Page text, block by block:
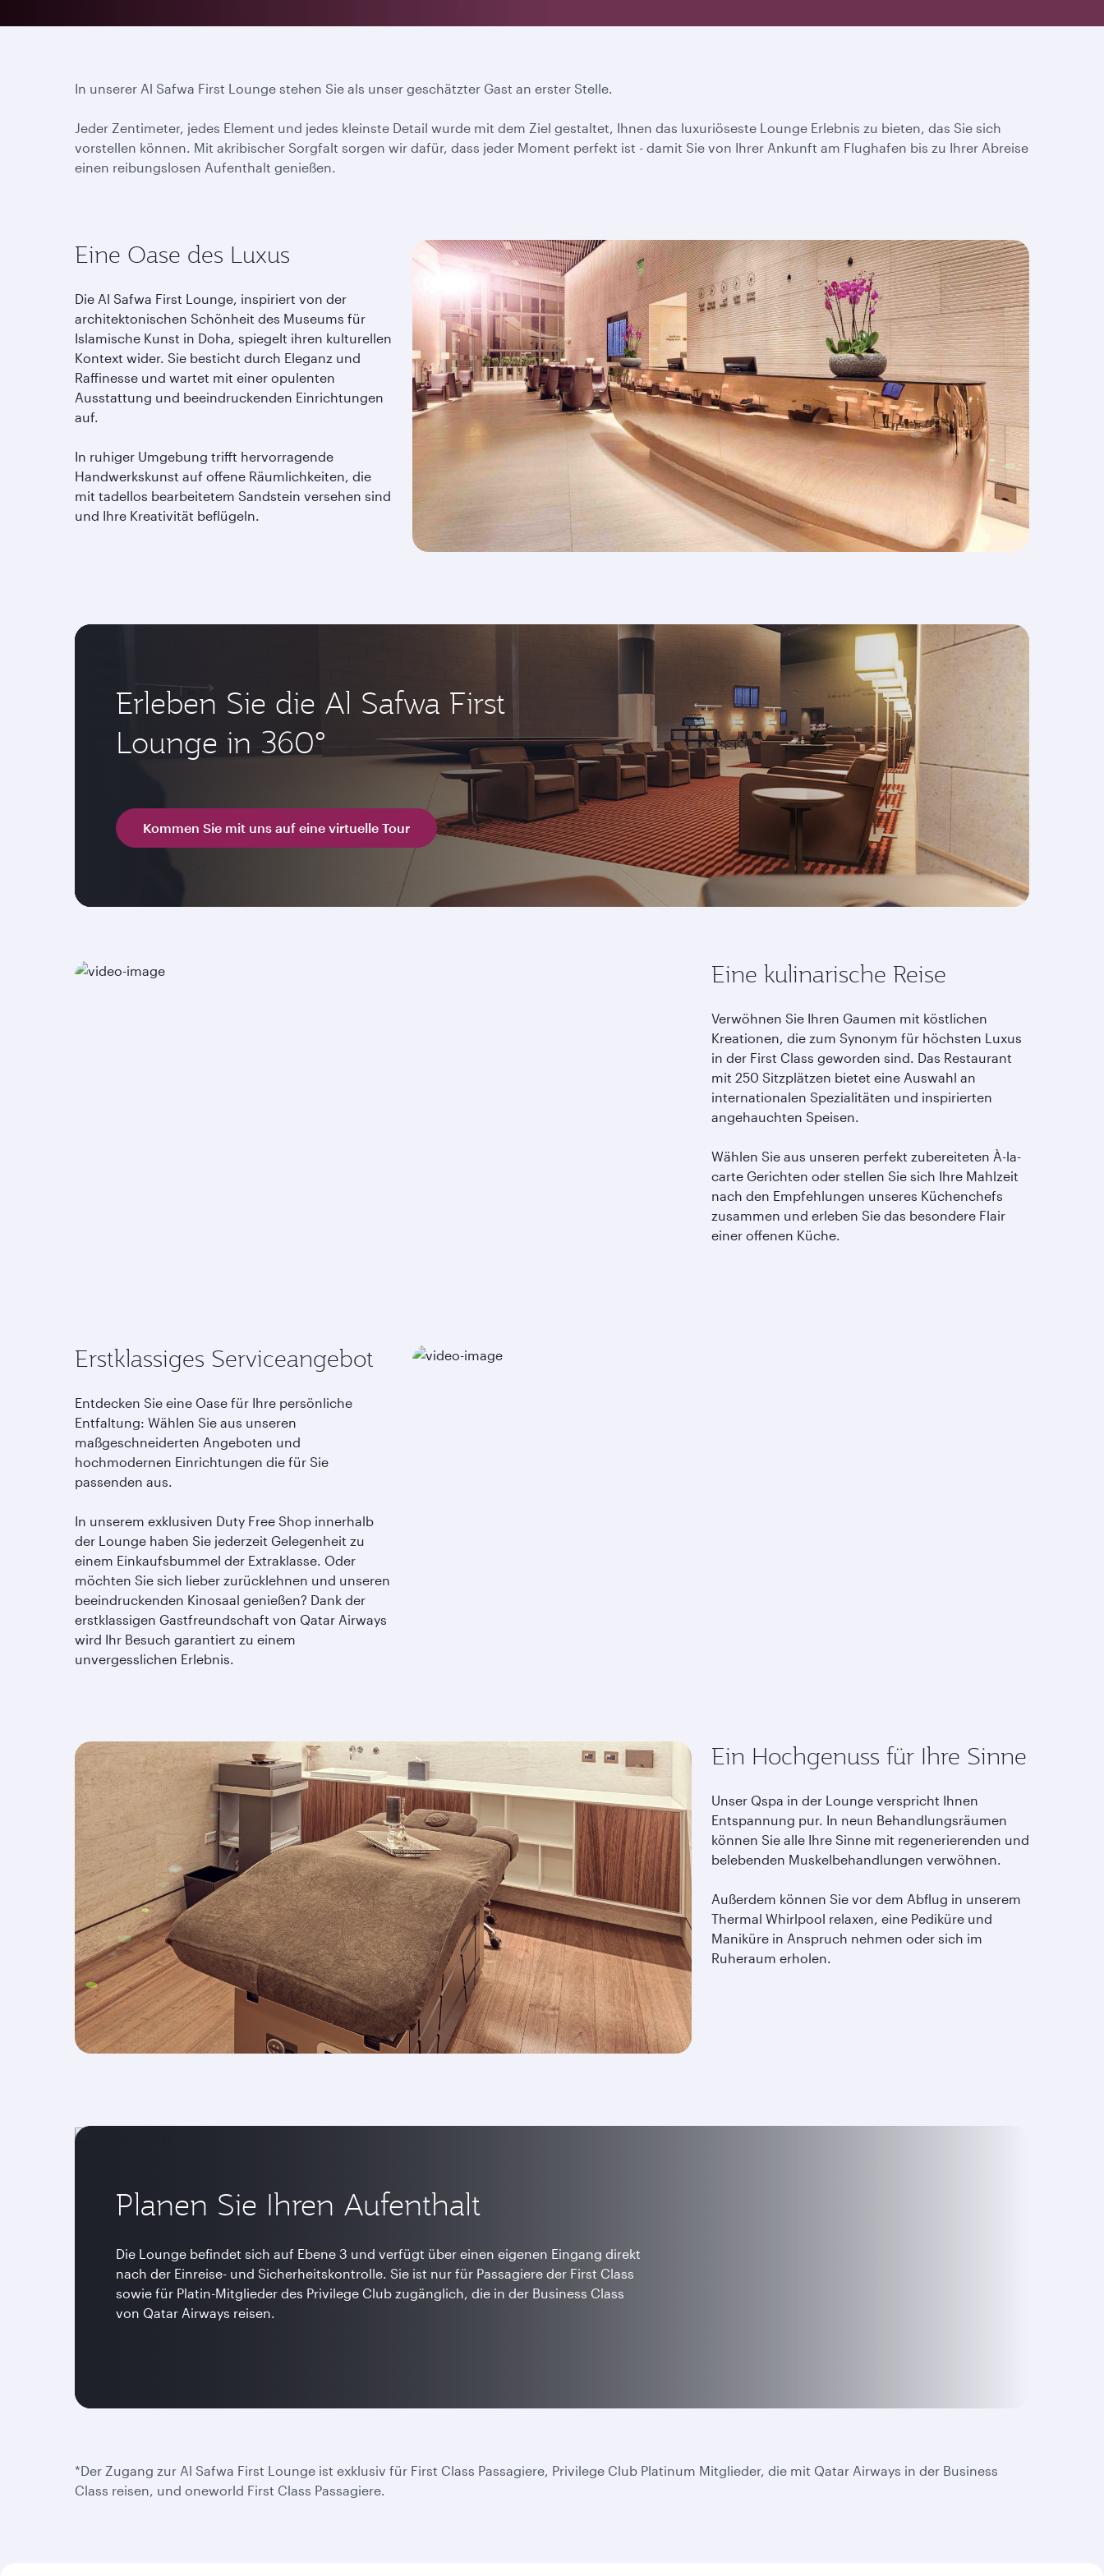
In unserer Al Safwa First Lounge stehen Sie als unser geschätzter Gast an erster Stelle.
Jeder Zentimeter, jedes Element und jedes kleinste Detail wurde mit dem Ziel gestaltet, Ihnen das luxuriöseste Lounge Erlebnis zu bieten, das Sie sich
vorstellen können. Mit akribischer Sorgfalt sorgen wir dafür, dass jeder Moment perfekt ist - damit Sie von Ihrer Ankunft am Flughafen bis zu Ihrer Abreise
einen reibungslosen Aufenthalt genießen.
Eine Oase des Luxus
Die Al Safwa First Lounge, inspiriert von der
architektonischen Schönheit des Museums für
Islamische Kunst in Doha, spiegelt ihren kulturellen
Kontext wider. Sie besticht durch Eleganz und
Raffinesse und wartet mit einer opulenten
Ausstattung und beeindruckenden Einrichtungen
auf.
In ruhiger Umgebung trifft hervorragende
Handwerkskunst auf offene Räumlichkeiten, die
mit tadellos bearbeitetem Sandstein versehen sind
und Ihre Kreativität beflügeln.
Erleben Sie die Al Safwa First
Lounge in 360°
Kommen Sie mit uns auf eine virtuelle Tour
Eine kulinarische Reise
Verwöhnen Sie Ihren Gaumen mit köstlichen
Kreationen, die zum Synonym für höchsten Luxus
in der First Class geworden sind. Das Restaurant
mit 250 Sitzplätzen bietet eine Auswahl an
internationalen Spezialitäten und inspirierten
angehauchten Speisen.
Wählen Sie aus unseren perfekt zubereiteten À-la-
carte Gerichten oder stellen Sie sich Ihre Mahlzeit
nach den Empfehlungen unseres Küchenchefs
zusammen und erleben Sie das besondere Flair
einer offenen Küche.
Erstklassiges Serviceangebot
Entdecken Sie eine Oase für Ihre persönliche
Entfaltung: Wählen Sie aus unseren
maßgeschneiderten Angeboten und
hochmodernen Einrichtungen die für Sie
passenden aus.
In unserem exklusiven Duty Free Shop innerhalb
der Lounge haben Sie jederzeit Gelegenheit zu
einem Einkaufsbummel der Extraklasse. Oder
möchten Sie sich lieber zurücklehnen und unseren
beeindruckenden Kinosaal genießen? Dank der
erstklassigen Gastfreundschaft von Qatar Airways
wird Ihr Besuch garantiert zu einem
unvergesslichen Erlebnis.
Ein Hochgenuss für Ihre Sinne
Unser Qspa in der Lounge verspricht Ihnen
Entspannung pur. In neun Behandlungsräumen
können Sie alle Ihre Sinne mit regenerierenden und
belebenden Muskelbehandlungen verwöhnen.
Außerdem können Sie vor dem Abflug in unserem
Thermal Whirlpool relaxen, eine Pediküre und
Maniküre in Anspruch nehmen oder sich im
Ruheraum erholen.
Planen Sie Ihren Aufenthalt
Die Lounge befindet sich auf Ebene 3 und verfügt über einen eigenen Eingang direkt
nach der Einreise- und Sicherheitskontrolle. Sie ist nur für Passagiere der First Class
sowie für Platin-Mitglieder des Privilege Club zugänglich, die in der Business Class
von Qatar Airways reisen.
*Der Zugang zur Al Safwa First Lounge ist exklusiv für First Class Passagiere, Privilege Club Platinum Mitglieder, die mit Qatar Airways in der Business
Class reisen, und oneworld First Class Passagiere.